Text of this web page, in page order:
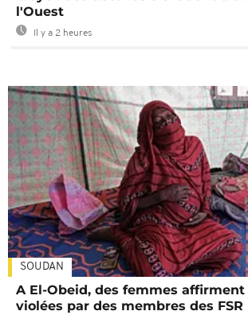
l'Ouest
Il y a 2 heures
SOUDAN
A El-Obeid, des femmes
violées par des membres des FSR